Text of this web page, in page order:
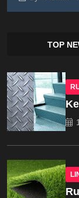
TOP